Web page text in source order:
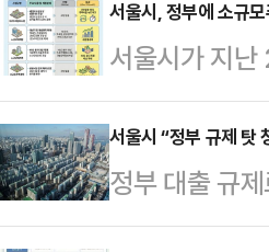
늦은 오후 들
서는 일시적으
질 가능성도 …
검을 실시한
시설물 등으
는 합동 점검
소 ▲민간·공
1230개소 ▲
·정수장·배…
서울시, 정부에 소규
서울시가 지
국무조정실에
요건에 따라
▲소규모재개
㎢ 중 저층주
서울시 “정부 규제 탓
정부 대출 규
는 1억원의 추